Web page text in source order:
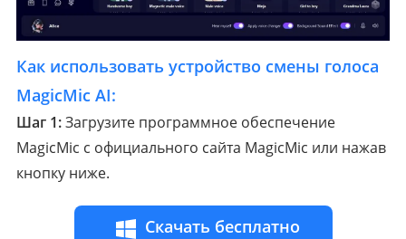
Как использовать устройство смены голоса
MagicMic AI:
Шаг 1:Загрузите программное обеспечение
MagicMic с официального сайта MagicMic или нажав
кнопку ниже.
Скачать бесплатно